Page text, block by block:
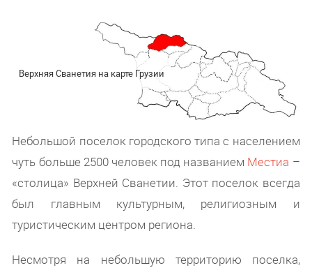
Верхняя Сванетия на карте Грузии
Небольшой поселок городского типа с населением
чуть больше 2500 человек под названием Местиа –
«столица» Верхней Сванетии. Этот поселок всегда
был главным культурным, религиозным и
туристическим центром региона.
Несмотря на небольшую территорию поселка,